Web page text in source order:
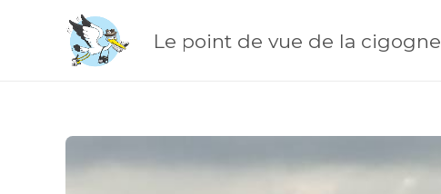
Le point de vue de la cigogne